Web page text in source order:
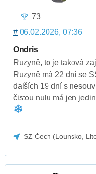
73
# 06.02.2026, 07:36
Ondris
Ruzyně, to je taková
Ruzyně má 22 dní se
dalších 19 dní s
čistou nulu má jen
SZ Čech (Lounsko,